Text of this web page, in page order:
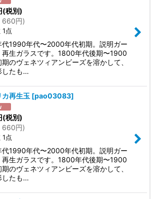
(税別)
660円)
1点
代1990年代〜2000年代初期。説明ガー
再生ガラスです。1800年代後期〜1900
のヴェネツィアンビーズを溶かして、
したも…
カ再生玉 [pao03083]
(税別)
660円)
1点
代1990年代〜2000年代初期。説明ガー
再生ガラスです。1800年代後期〜1900
のヴェネツィアンビーズを溶かして、
したも…